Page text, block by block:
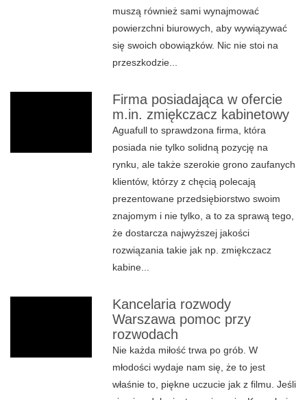
muszą również sami wynajmować
powierzchni biurowych, aby wywiązywać
się swoich obowiązków. Nic nie stoi na
przeszkodzie...
Firma posiadająca w ofercie
m.in. zmiękczacz kabinetowy
Aguafull to sprawdzona firma, która
posiada nie tylko solidną pozycję na
rynku, ale także szerokie grono zaufanych
klientów, którzy z chęcią polecają
prezentowane przedsiębiorstwo swoim
znajomym i nie tylko, a to za sprawą tego,
że dostarcza najwyższej jakości
rozwiązania takie jak np. zmiękczacz
kabine...
Kancelaria rozwody
Warszawa pomoc przy
rozwodach
Nie każda miłość trwa po grób. W
młodości wydaje nam się, że to jest
właśnie to, piękne uczucie jak z filmu. Jeśli